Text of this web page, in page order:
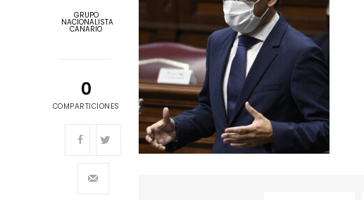
GRUPO
NACIONALISTA
CANARIO
0
COMPARTICIONES